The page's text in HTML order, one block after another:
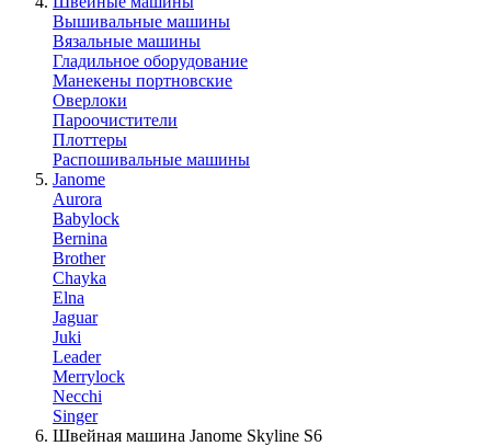
Вышивальные машины
Вязальные машины
Гладильное оборудование
Манекены портновские
Оверлоки
Пароочистители
Плоттеры
Распошивальные машины
Janome
Aurora
Babylock
Bernina
Brother
Chayka
Elna
Jaguar
Juki
Leader
Merrylock
Necchi
Singer
Швейная машина Janome Skyline S6